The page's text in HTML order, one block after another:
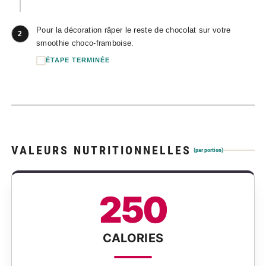
2
Pour la décoration râper le reste de chocolat sur votre
smoothie choco-framboise.
ÉTAPE TERMINÉE
VALEURS NUTRITIONNELLES (par portion)
250
CALORIES